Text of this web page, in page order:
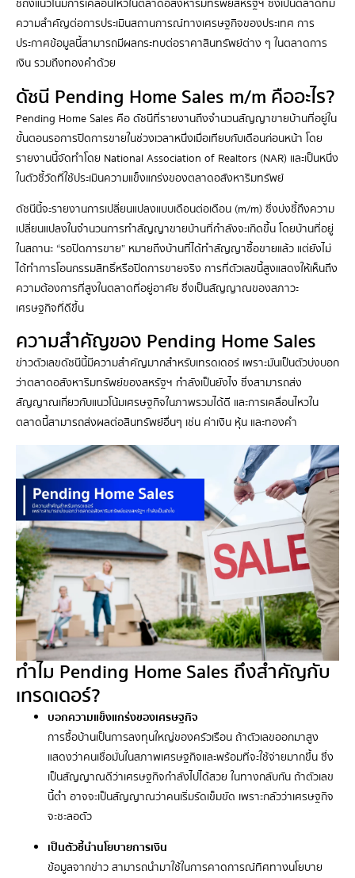
ชี้ถึงแนวโน้มการเคลื่อนไหวในตลาดอสังหาริมทรัพย์สหรัฐฯ ซึ่งเป็นตลาดที่มี
ความสำคัญต่อการประเมินสถานการณ์ทางเศรษฐกิจของประเทศ การ
ประกาศข้อมูลนี้สามารถมีผลกระทบต่อราคาสินทรัพย์ต่าง ๆ ในตลาดการ
เงิน รวมถึงทองคำด้วย
ดัชนี Pending Home Sales m/m คืออะไร?
Pending Home Sales คือ ดัชนีที่รายงานถึงจำนวนสัญญาขายบ้านที่อยู่ใน
ขั้นตอนรอการปิดการขายในช่วงเวลาหนึ่งเมื่อเทียบกับเดือนก่อนหน้า โดย
รายงานนี้จัดทำโดย National Association of Realtors (NAR) และเป็นหนึ่ง
ในตัวชี้วัดที่ใช้ประเมินความแข็งแกร่งของตลาดอสังหาริมทรัพย์
ดัชนีนี้จะรายงานการเปลี่ยนแปลงแบบเดือนต่อเดือน (m/m) ซึ่งบ่งชี้ถึงความ
เปลี่ยนแปลงในจำนวนการทำสัญญาขายบ้านที่กำลังจะเกิดขึ้น โดยบ้านที่อยู่
ในสถานะ “รอปิดการขาย” หมายถึงบ้านที่ได้ทำสัญญาซื้อขายแล้ว แต่ยังไม่
ได้ทำการโอนกรรมสิทธิ์หรือปิดการขายจริง การที่ตัวเลขนี้สูงแสดงให้เห็นถึง
ความต้องการที่สูงในตลาดที่อยู่อาศัย ซึ่งเป็นสัญญาณของสภาวะ
เศรษฐกิจที่ดีขึ้น
ความสำคัญของ Pending Home Sales
ข่าวตัวเลขดัชนีนี้มีความสำคัญมากสำหรับเทรดเดอร์ เพราะมันเป็นตัวบ่งบอก
ว่าตลาดอสังหาริมทรัพย์ของสหรัฐฯ กำลังเป็นยังไง ซึ่งสามารถส่ง
สัญญาณเกี่ยวกับแนวโน้มเศรษฐกิจในภาพรวมได้ดี และการเคลื่อนไหวใน
ตลาดนี้สามารถส่งผลต่อสินทรัพย์อื่นๆ เช่น ค่าเงิน หุ้น และทองคำ
ทำไม Pending Home Sales ถึงสำคัญกับ
เทรดเดอร์?
บอกความแข็งแกร่งของเศรษฐกิจ
การซื้อบ้านเป็นการลงทุนใหญ่ของครัวเรือน ถ้าตัวเลขออกมาสูง
แสดงว่าคนเชื่อมั่นในสภาพเศรษฐกิจและพร้อมที่จะใช้จ่ายมากขึ้น ซึ่ง
เป็นสัญญาณดีว่าเศรษฐกิจกำลังไปได้สวย ในทางกลับกัน ถ้าตัวเลข
นี้ต่ำ อาจจะเป็นสัญญาณว่าคนเริ่มรัดเข็มขัด เพราะกลัวว่าเศรษฐกิจ
จะชะลอตัว
เป็นตัวชี้นำนโยบายการเงิน
ข้อมูลจากข่าว สามารถนำมาใช้ในการคาดการณ์ทิศทางนโยบาย